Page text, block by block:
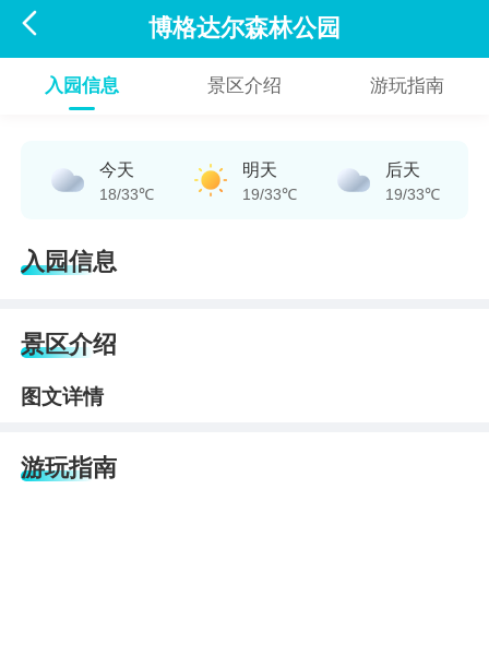
 博格达尔森林公园
入园信息 景区介绍 游玩指南
今天
18/33℃
明天
19/33℃
后天
19/33℃
入园信息
景区介绍
图文详情
游玩指南